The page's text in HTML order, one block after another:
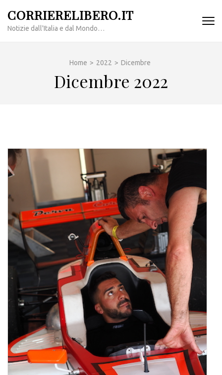
contenuto
CORRIERELIBERO.IT
Notizie dall'Italia e dal Mondo…
Home > 2022 > Dicembre
Dicembre 2022